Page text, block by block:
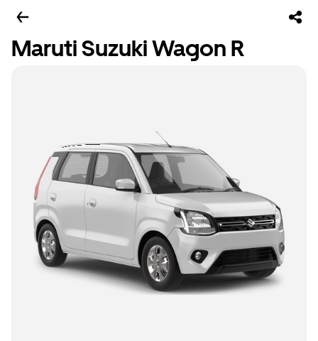
Maruti Suzuki Wagon R